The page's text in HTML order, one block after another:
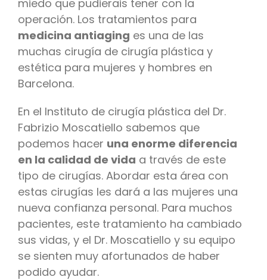
miedo que pudierais tener con la
operación. Los tratamientos para
medicina antiaging es una de las
muchas cirugía de cirugía plástica y
estética para mujeres y hombres en
Barcelona.
En el Instituto de cirugía plástica del Dr.
Fabrizio Moscatiello sabemos que
podemos hacer una enorme diferencia
en la calidad de vida a través de este
tipo de cirugías. Abordar esta área con
estas cirugías les dará a las mujeres una
nueva confianza personal. Para muchos
pacientes, este tratamiento ha cambiado
sus vidas, y el Dr. Moscatiello y su equipo
se sienten muy afortunados de haber
podido ayudar.